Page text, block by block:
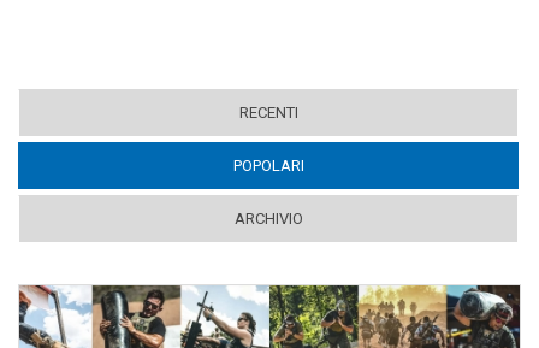
RECENTI
POPOLARI
ARCHIVIO